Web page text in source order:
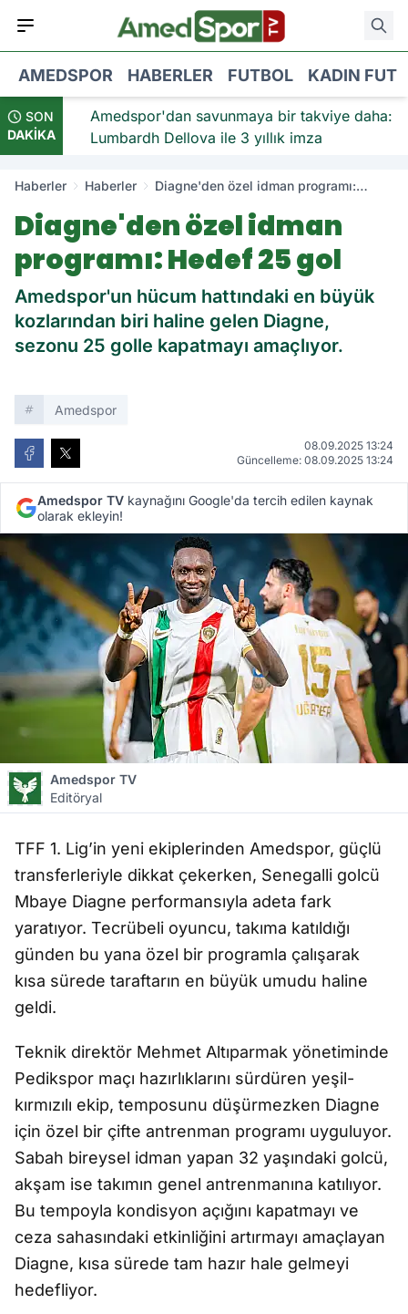
AMEDSPOR HABERLER FUTBOL KADIN
SON
DAKİKA
Amedspor'dan savunmaya bir takviye daha:
Lumbardh Dellova ile 3 yıllık imza
Haberler Haberler
Diagne'den özel idman programı:
Diagne'den özel idman
programı: Hedef 25 gol
Amedspor'un hücum hattındaki en büyük
kozlarından biri haline gelen Diagne,
sezonu 25 golle kapatmayı amaçlıyor.
Amedspor
08.09.2025 13:24
Güncelleme: 08.09.2025 13:24
Amedspor TV kaynağını Google'da tercih edilen kaynak
olarak ekleyin!
Amedspor TV
Editöryal
TFF 1. Lig’in yeni ekiplerinden Amedspor, güçlü
transferleriyle dikkat çekerken, Senegalli golcü
Mbaye Diagne performansıyla adeta fark
yaratıyor. Tecrübeli oyuncu, takıma katıldığı
günden bu yana özel bir programla çalışarak
kısa sürede taraftarın en büyük umudu haline
geldi.
Teknik direktör Mehmet Altıparmak yönetiminde
Pedikspor maçı hazırlıklarını sürdüren yeşil-
kırmızılı ekip, temposunu düşürmezken Diagne
için özel bir çifte antrenman programı uyguluyor.
Sabah bireysel idman yapan 32 yaşındaki golcü,
akşam ise takımın genel antrenmanına katılıyor.
Bu tempoyla kondisyon açığını kapatmayı ve
ceza sahasındaki etkinliğini artırmayı amaçlayan
Diagne, kısa sürede tam hazır hale gelmeyi
hedefliyor.